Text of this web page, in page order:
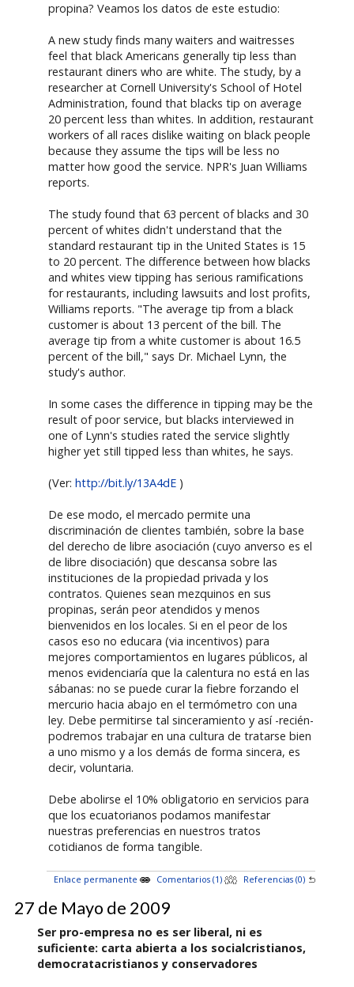
propina? Veamos los datos de este estudio:
A new study finds many waiters and waitresses
feel that black Americans generally tip less than
restaurant diners who are white. The study, by a
researcher at Cornell University's School of Hotel
Administration, found that blacks tip on average
20 percent less than whites. In addition, restaurant
workers of all races dislike waiting on black people
because they assume the tips will be less no
matter how good the service. NPR's Juan Williams
reports.
The study found that 63 percent of blacks and 30
percent of whites didn't understand that the
standard restaurant tip in the United States is 15
to 20 percent. The difference between how blacks
and whites view tipping has serious ramifications
for restaurants, including lawsuits and lost profits,
Williams reports. "The average tip from a black
customer is about 13 percent of the bill. The
average tip from a white customer is about 16.5
percent of the bill," says Dr. Michael Lynn, the
study's author.
In some cases the difference in tipping may be the
result of poor service, but blacks interviewed in
one of Lynn's studies rated the service slightly
higher yet still tipped less than whites, he says.
(Ver:http://bit.ly/13A4dE )
De ese modo, el mercado permite una
discriminación de clientes también, sobre la base
del derecho de libre asociación (cuyo anverso es el
de libre disociación) que descansa sobre las
instituciones de la propiedad privada y los
contratos. Quienes sean mezquinos en sus
propinas, serán peor atendidos y menos
bienvenidos en los locales. Si en el peor de los
casos eso no educara (via incentivos) para
mejores comportamientos en lugares públicos, al
menos evidenciaría que la calentura no está en las
sábanas: no se puede curar la fiebre forzando el
mercurio hacia abajo en el termómetro con una
ley. Debe permitirse tal sinceramiento y así -recién-
podremos trabajar en una cultura de tratarse bien
a uno mismo y a los demás de forma sincera, es
decir, voluntaria.
Debe abolirse el 10% obligatorio en servicios para
que los ecuatorianos podamos manifestar
nuestras preferencias en nuestros tratos
cotidianos de forma tangible.
Enlace permanente Comentarios (1) Referencias (0)
27 de Mayo de 2009
Ser pro-empresa no es ser liberal, ni es
suficiente: carta abierta a los socialcristianos,
democratacristianos y conservadores